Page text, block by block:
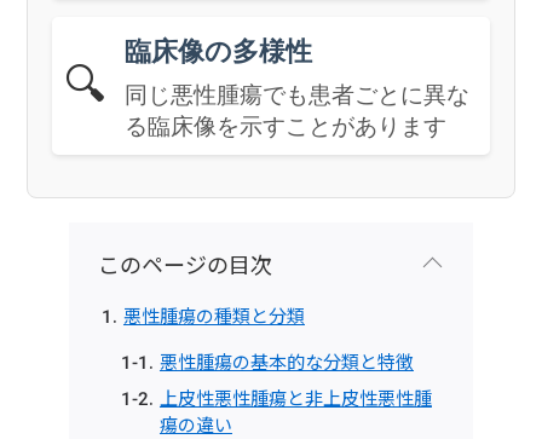
🔍
臨床像の多様性
同じ悪性腫瘍でも患者ごとに異な
る臨床像を示すことがあります
このページの目次
悪性腫瘍の種類と分類
悪性腫瘍の基本的な分類と特徴
上皮性悪性腫瘍と非上皮性悪性腫
瘍の違い